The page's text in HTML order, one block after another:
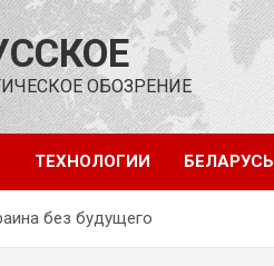
ОБОЗРЕНИЕ
ТЕХНОЛОГИИ БЕЛАРУСЬ
без будущего